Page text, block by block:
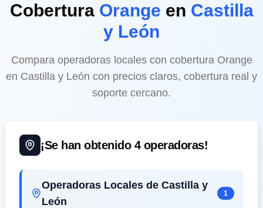
Cobertura Orange en Castilla
y León
Compara operadoras locales con cobertura Orange
en Castilla y León con precios claros, cobertura real y
soporte cercano.
¡Se han obtenido 4operadoras!
Operadoras Locales de Castilla y
León
1